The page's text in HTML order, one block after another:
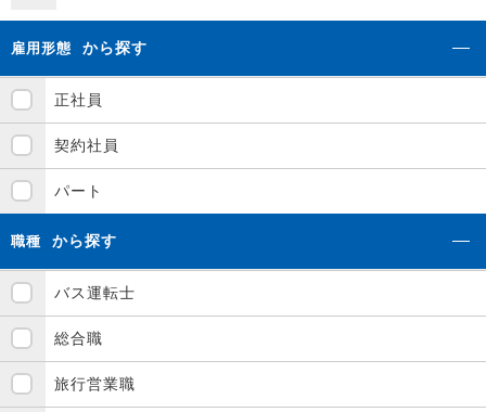
雇用形態 から探す
正社員
契約社員
パート
職種 から探す
バス運転士
総合職
旅行営業職